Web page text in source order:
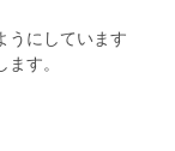
うにしています
す。